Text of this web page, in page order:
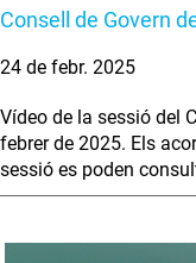
Consell de Govern
24 de febr. 2025
Vídeo de la sessió del
febrer de 2025. Els
sessió es poden